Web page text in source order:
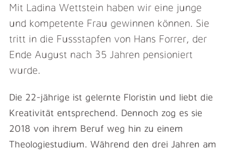
Mit Ladina Wettstein haben wir eine junge
und kompetente Frau gewinnen können. Sie
tritt in die Fussstapfen von Hans Forrer, der
Ende August nach 35 Jahren pensioniert
wurde.
Die 22-jährige ist gelernte Floristin und liebt die
Kreativität entsprechend. Dennoch zog es sie
2018 von ihrem Beruf weg hin zu einem
Theologiestudium. Während den drei Jahren am